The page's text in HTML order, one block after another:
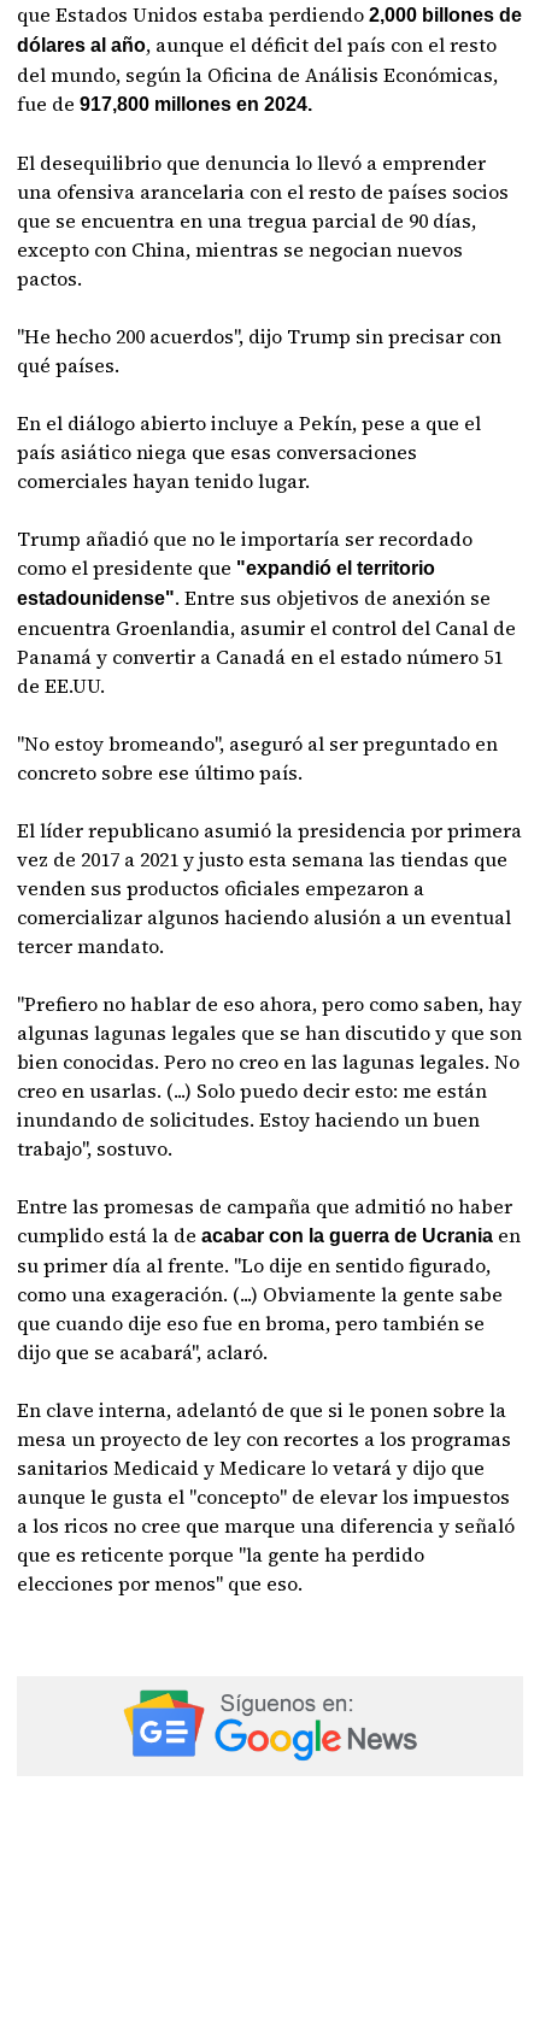
que Estados Unidos estaba perdiendo 2,000 billones de
dólares al año, aunque el déficit del país con el resto
del mundo, según la Oficina de Análisis Económicas,
fue de917,800 millones en 2024.
El desequilibrio que denuncia lo llevó a emprender
una ofensiva arancelaria con el resto de países socios
que se encuentra en una tregua parcial de 90 días,
excepto con China, mientras se negocian nuevos
pactos.
"He hecho 200 acuerdos", dijo Trump sin precisar con
qué países.
En el diálogo abierto incluye a Pekín, pese a que el
país asiático niega que esas conversaciones
comerciales hayan tenido lugar.
Trump añadió que no le importaría ser recordado
como el presidente que "expandió el territorio
estadounidense". Entre sus objetivos de anexión se
encuentra Groenlandia, asumir el control del Canal de
Panamá y convertir a Canadá en el estado número 51
de EE.UU.
"No estoy bromeando", aseguró al ser preguntado en
concreto sobre ese último país.
El líder republicano asumió la presidencia por primera
vez de 2017 a 2021 y justo esta semana las tiendas que
venden sus productos oficiales empezaron a
comercializar algunos haciendo alusión a un eventual
tercer mandato.
"Prefiero no hablar de eso ahora, pero como saben, hay
algunas lagunas legales que se han discutido y que son
bien conocidas. Pero no creo en las lagunas legales. No
creo en usarlas. (...) Solo puedo decir esto: me están
inundando de solicitudes. Estoy haciendo un buen
trabajo", sostuvo.
Entre las promesas de campaña que admitió no haber
cumplido está la deacabar con la guerra de Ucrania en
su primer día al frente. "Lo dije en sentido figurado,
como una exageración. (...) Obviamente la gente sabe
que cuando dije eso fue en broma, pero también se
dijo que se acabará", aclaró.
En clave interna, adelantó de que si le ponen sobre la
mesa un proyecto de ley con recortes a los programas
sanitarios Medicaid y Medicare lo vetará y dijo que
aunque le gusta el "concepto" de elevar los impuestos
a los ricos no cree que marque una diferencia y señaló
que es reticente porque "la gente ha perdido
elecciones por menos" que eso.